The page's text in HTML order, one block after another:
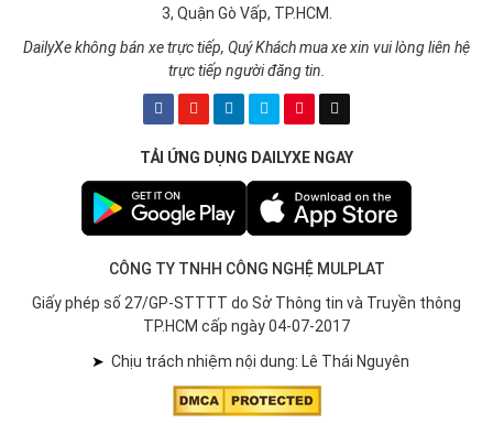
3, Quận Gò Vấp, TP.HCM.
DailyXe không bán xe trực tiếp, Quý Khách mua xe xin vui lòng liên hệ
trực tiếp người đăng tin.
TẢI ỨNG DỤNG DAILYXE NGAY
CÔNG TY TNHH CÔNG NGHỆ MULPLAT
Giấy phép số 27/GP-STTTT do Sở Thông tin và Truyền thông
TP.HCM cấp ngày 04-07-2017
➤ Chịu trách nhiệm nội dung: Lê Thái Nguyên